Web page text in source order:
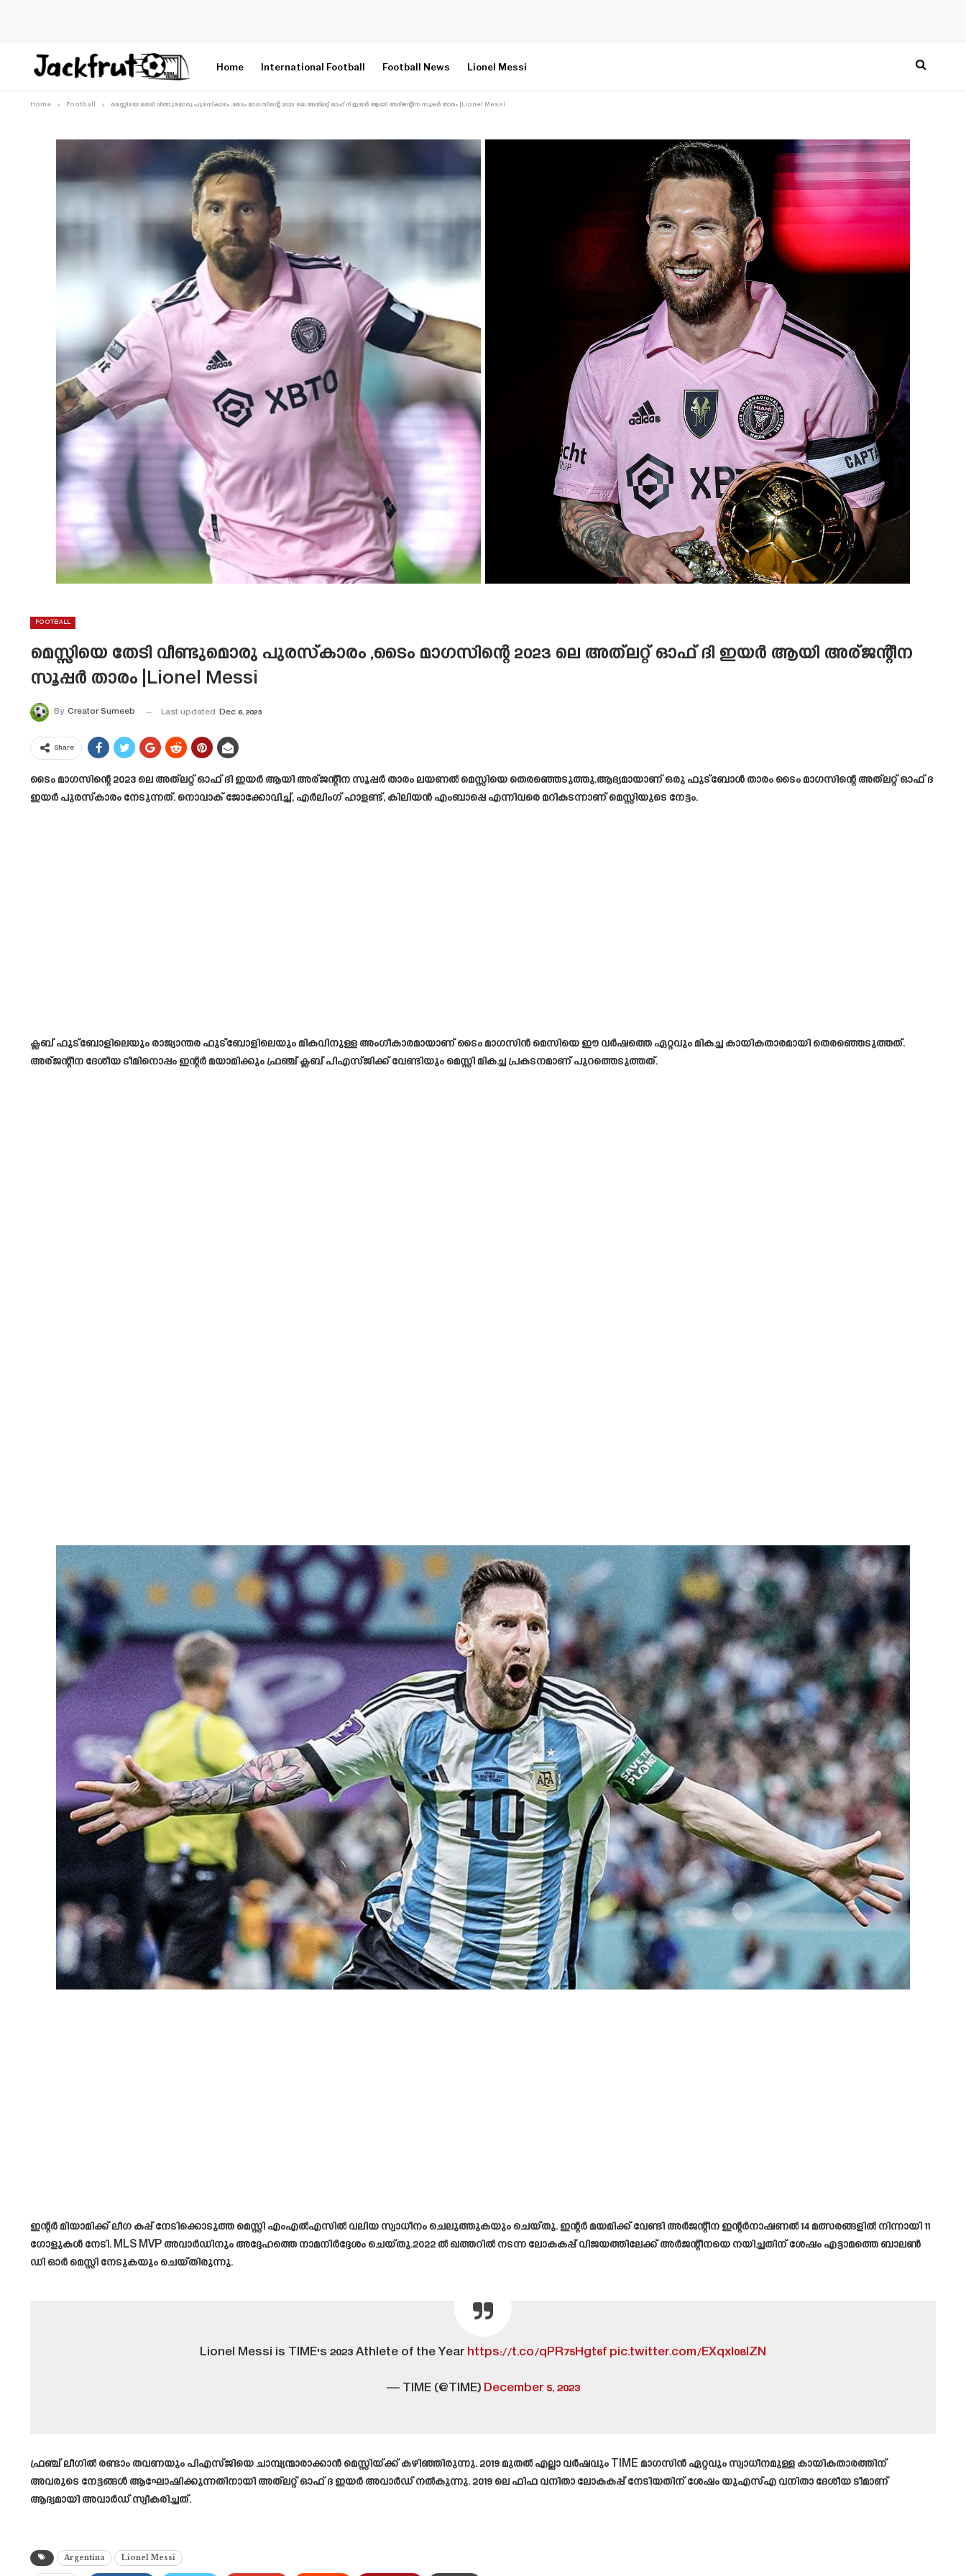
Home International Football Football News Lionel Messi
Home Football മെസ്സിയെ തേടി വീണ്ടുമൊരു പുരസ്‌കാരം ,ടൈം മാഗസിന്റെ 2023 ലെ അത്‌ലറ്റ് ഓഫ് ദി ഇയർ ആയി അര്ജന്റീന സൂപ്പർ താരം |Lionel Messi
FOOTBALL
മെസ്സിയെ തേടി വീണ്ടുമൊരു പുരസ്‌കാരം ,ടൈം മാഗസിന്റെ 2023 ലെ അത്‌ലറ്റ് ഓഫ് ദി ഇയർ ആയി അര്ജന്റീന
സൂപ്പർ താരം |Lionel Messi
By Creator Sumeeb Last updated Dec 6, 2023
Share
ടൈം മാഗസിന്റെ 2023 ലെ അത്‌ലറ്റ് ഓഫ് ദി ഇയർ ആയി അര്ജന്റീന സൂപ്പർ താരം ലയണൽ മെസ്സിയെ തെരഞ്ഞെടുത്തു.ആദ്യമായാണ് ഒരു ഫുട്ബോൾ താരം ടൈം മാഗസിന്റെ അത്‌ലറ്റ് ഓഫ് ദ
ഇയര്‍ പുരസ്കാരം നേടുന്നത്. നൊവാക് ജോക്കോവിച്ച്, എർലിം​ഗ് ഹാളണ്ട്, കിലിയൻ എംബാപ്പെ എന്നിവരെ മറികടന്നാണ് മെസ്സിയുടെ നേട്ടം.
ക്ലബ് ഫുട്‌ബോളിലെയും രാജ്യാന്തര ഫുട്‌ബോളിലെയും മികവിനുള്ള അംഗീകാരമായാണ് ടൈം മാഗസിന്‍ മെസിയെ ഈ വര്‍ഷത്തെ ഏറ്റവും മികച്ച കായികതാരമായി തെരഞ്ഞെടുത്തത്.
അര്ജന്റീന ദേശീയ ടീമിനൊപ്പം ഇന്റർ മയാമിക്കും ഫ്രഞ്ച് ക്ലബ് പിഎസ്ജിക്ക് വേണ്ടിയും മെസ്സി മികച്ച പ്രകടനമാണ് പുറത്തെടുത്തത്.
ഇന്റർ മിയാമിക്ക് ലീഗ കപ്പ് നേടിക്കൊടുത്ത മെസ്സി എം‌എൽ‌എസിൽ വലിയ സ്വാധീനം ചെലുത്തുകയും ചെയ്തു. ഇന്റർ മയമിക്ക് വേണ്ടി അർജന്റീന ഇന്റർനാഷണൽ 14 മത്സരങ്ങളിൽ നിന്നായി 11
ഗോളുകൾ നേടി. MLS MVP അവാർഡിനും അദ്ദേഹത്തെ നാമനിർദ്ദേശം ചെയ്തു.2022 ൽ ഖത്തറിൽ നടന്ന ലോകകപ്പ് വിജയത്തിലേക്ക് അർജന്റീനയെ നയിച്ചതിന് ശേഷം എട്ടാമത്തെ ബാലൺ
ഡി ഓർ മെസ്സി നേടുകയും ചെയ്തിരുന്നു.
Lionel Messi is TIME's 2023 Athlete of the Year https://t.co/qPR75Hgt6f pic.twitter.com/EXqxl08lZN
— TIME (@TIME) December 5, 2023
ഫ്രഞ്ച് ലീ​ഗിൽ രണ്ടാം തവണയും പിഎസ്ജിയെ ചാമ്പ്യന്മാരാക്കാൻ മെസ്സിയ്ക്ക് കഴിഞ്ഞിരുന്നു. 2019 മുതൽ എല്ലാ വർഷവും TIME മാഗസിൻ ഏറ്റവും സ്വാധീനമുള്ള കായികതാരത്തിന്
അവരുടെ നേട്ടങ്ങൾ ആഘോഷിക്കുന്നതിനായി അത്‌ലറ്റ് ഓഫ് ദ ഇയർ അവാർഡ് നൽകുന്നു. 2019 ലെ ഫിഫ വനിതാ ലോകകപ്പ് നേടിയതിന് ശേഷം യുഎസ്എ വനിതാ ദേശീയ ടീമാണ്
ആദ്യമായി അവാർഡ് സ്വീകരിച്ചത്.
Argentina Lionel Messi